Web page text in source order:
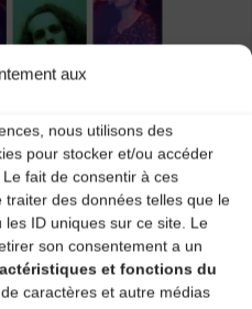
aux
nous utilisons des
pour stocker et/ou accéder
fait de consentir à ces
des données telles que le
ID uniques sur ce site. Le
son consentement a un
et fonctions du
caractères et autre médias
les groupes Peigne et les